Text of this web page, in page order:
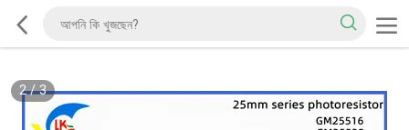
2/3